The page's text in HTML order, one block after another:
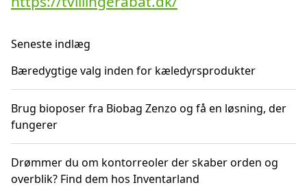
Seneste indlæg
Bæredygtige valg inden for kæledyrsprodukter
Brug bioposer fra Biobag Zenzo og få en løsning, der
fungerer
Drømmer du om kontorreoler der skaber orden og
overblik? Find dem hos Inventarland